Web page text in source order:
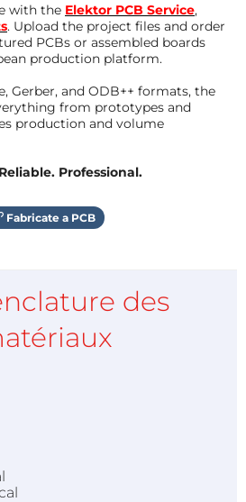
with the Elektor PCB Service,
. Upload the project files and order
PCBs or assembled boards
production platform.
Gerber, and ODB++ formats, the
from prototypes and
production and volume
Professional.
Fabricate a PCB
des